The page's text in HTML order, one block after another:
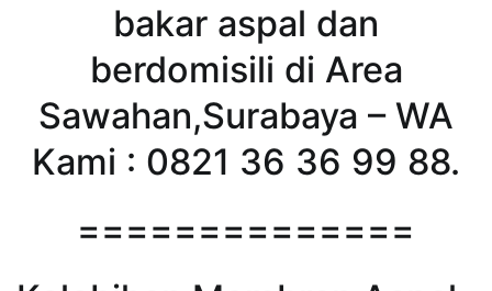
bakar aspal dan
berdomisili di Area
Sawahan,Surabaya – WA
Kami : 0821 36 36 99 88.
==============